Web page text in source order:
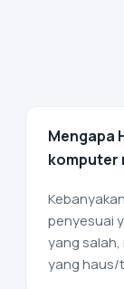
Mengapa
komputer
penyesuai
yang
yang haus/